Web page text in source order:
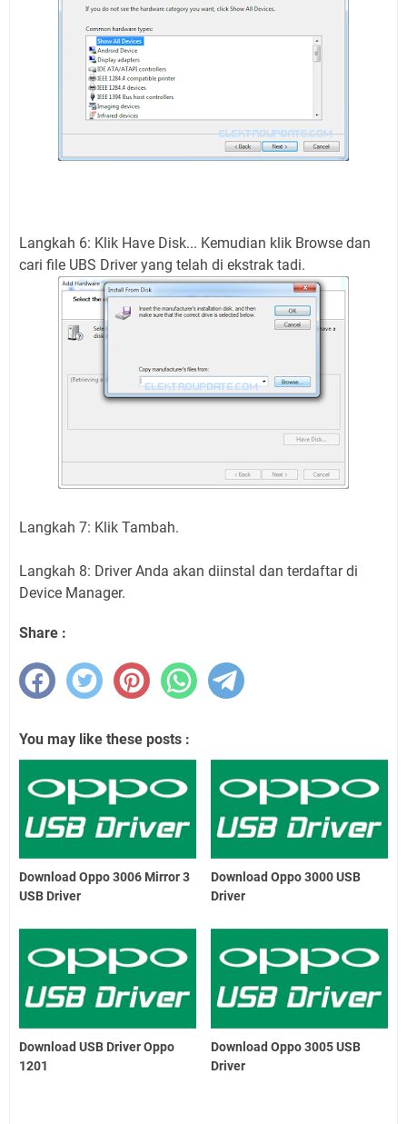
Langkah 6: Klik Have Disk... Kemudian klik Browse dan
cari file UBS Driver yang telah di ekstrak tadi.
Langkah 7: Klik Tambah.
Langkah 8: Driver Anda akan diinstal dan terdaftar di
Device Manager.
Share :
You may like these posts :
Download Oppo 3006 Mirror 3
USB Driver
Download Oppo 3000 USB
Driver
Download USB Driver Oppo
1201
Download Oppo 3005 USB
Driver